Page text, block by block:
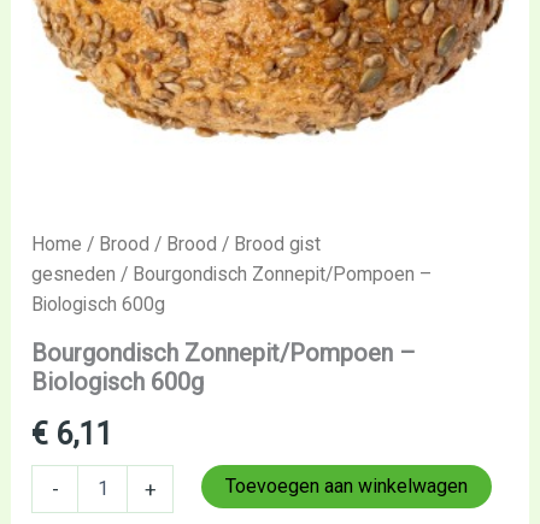
Home / Brood / Brood / Brood gist
gesneden / Bourgondisch Zonnepit/Pompoen –
Biologisch 600g
Bourgondisch Zonnepit/Pompoen –
Biologisch 600g
€ 6,11
- + Toevoegen aan winkelwagen